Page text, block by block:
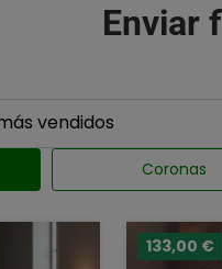
Enviar
Coronas
133,00 €